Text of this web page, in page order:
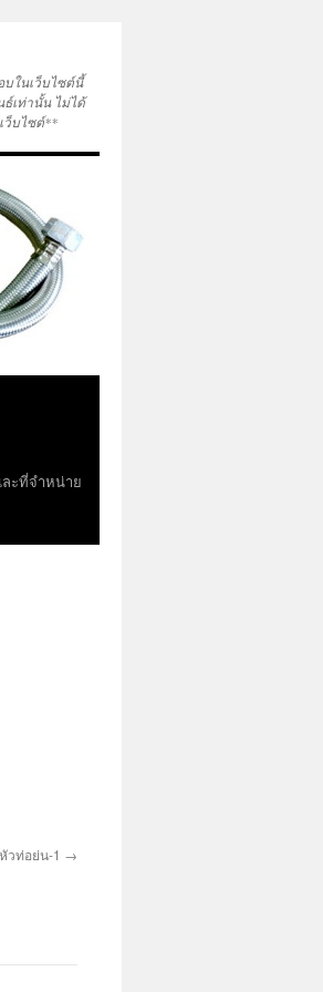
ในเว็บไซต์นี้
ธ์เท่านั้น ไม่ได้
ว็บไซต์**
ะที่จำหน่าย
วท่อย่น-1